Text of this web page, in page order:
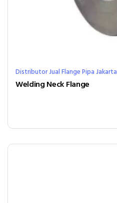
Distributor Jual Flange Pipa Jakarta
Welding Neck Flange